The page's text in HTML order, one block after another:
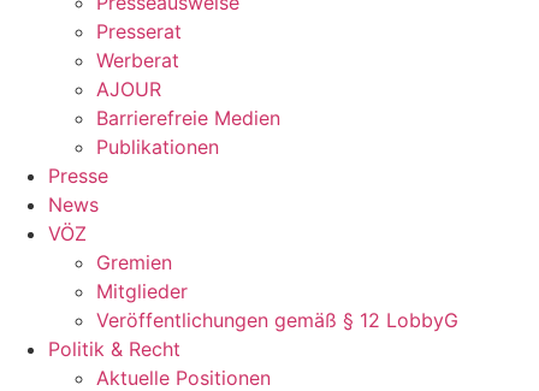
Presserat
Werberat
AJOUR
Barrierefreie Medien
Publikationen
Presse
News
VÖZ
Gremien
Mitglieder
Veröffentlichungen gemäß § 12 LobbyG
Politik & Recht
Aktuelle Positionen